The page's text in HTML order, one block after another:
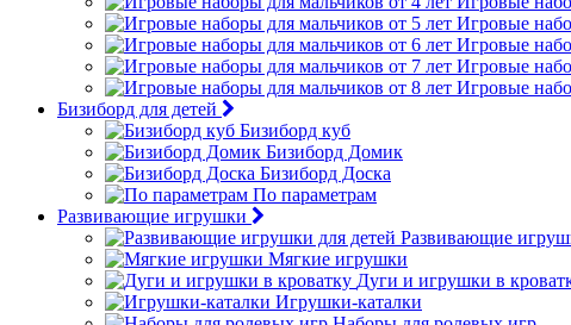
Игровые
Игровые
Игровые
Игровые
Бизиборд для детей
Бизиборд куб
Бизиборд Домик
Бизиборд Доска
По параметрам
Развивающие игрушки
Развивающие
Мягкие игрушки
Дуги и игрушки в
Игрушки-каталки